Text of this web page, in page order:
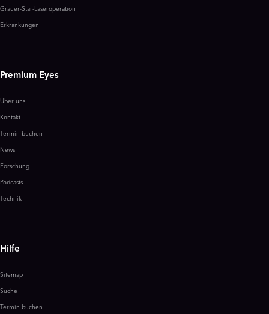
Grauer-Star-Laseroperation
Erkrankungen
Premium Eyes
Über uns
Kontakt
Termin buchen
News
Forschung
Podcasts
Technik
Hilfe
Sitemap
Suche
Termin buchen